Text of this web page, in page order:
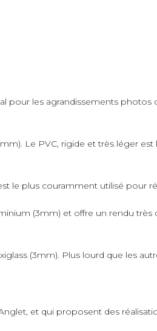
pour les agrandissements
Le PVC, rigide et très léger
le plus couramment utilisé pour
(3mm) et offre un rendu
(3mm). Plus lourd que les
et qui proposent des